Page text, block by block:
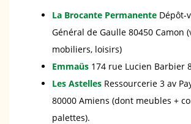
La Brocante Permanente Dépôt-
Général de Gaulle 80450 Camon
mobiliers, loisirs)
Emmaüs 174 rue Lucien Barbier
Les Astelles Ressourcerie 3 av
80000 Amiens (dont meubles +
palettes).